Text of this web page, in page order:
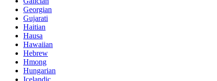
Georgian
Gujarati
Haitian
Hausa
Hawaiian
Hebrew
Hmong
Hungarian